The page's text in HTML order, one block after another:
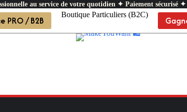
au service de votre quotidien ✦ Paiement sécurisé ✦
PRO / B2B Boutique Particuliers (B2C)